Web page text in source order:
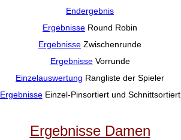
Endergebnis
Ergebnisse Round Robin
Ergebnisse Zwischenrunde
ErgebnisseVorrunde
Einzelauswertung Rangliste der Spieler
ErgebnisseEinzel-Pinsortiert und Schnittsortiert
Ergebnisse Damen